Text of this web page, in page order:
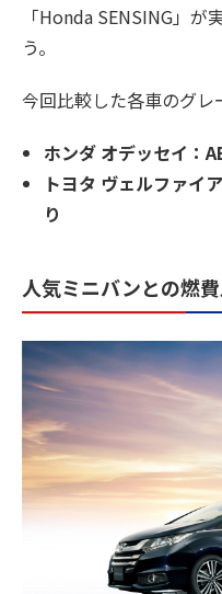
「Honda SENSING」
う。
今回比較した各車のグレ
ホンダ オデッセイ：
トヨタ ヴェルファイ
り
人気ミニバンとの燃